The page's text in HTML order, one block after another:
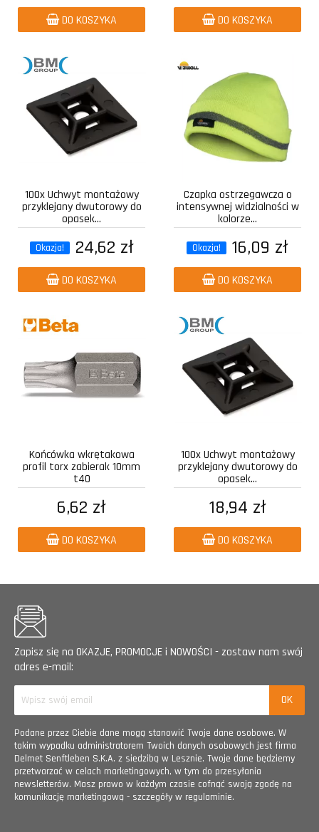
DO KOSZYKA DO KOSZYKA
100x Uchwyt montażowy
przyklejany dwutorowy do
opasek...
Okazja! 24,62 zł
DO KOSZYKA
Czapka ostrzegawcza o
intensywnej widzialności w
kolorze...
Okazja! 16,09 zł
DO KOSZYKA
Końcówka wkrętakowa
profil torx zabierak 10mm
t40
6,62 zł
DO KOSZYKA
100x Uchwyt montażowy
przyklejany dwutorowy do
opasek...
18,94 zł
DO KOSZYKA
Zapisz się na OKAZJE, PROMOCJE i NOWOŚCI - zostaw nam swój
adres e-mail:
Podane przez Ciebie dane mogą stanowić Twoje dane osobowe. W
takim wypadku administratorem Twoich danych osobowych jest firma
Delmet Senftleben S.K.A. z siedzibą w Lesznie. Twoje dane będziemy
przetwarzać w celach marketingowych, w tym do przesyłania
newsletterów. Masz prawo w każdym czasie cofnąć swoją zgodę na
komunikację marketingową - szczegóły w regulaminie.